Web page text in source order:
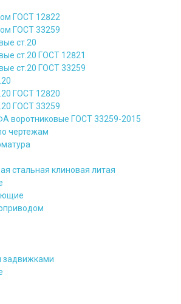
ГОСТ 12822
ГОСТ 33259
ст.20
ст.20 ГОСТ 12821
ст.20 ГОСТ 33259
ГОСТ 12820
ГОСТ 33259
воротниковые ГОСТ 33259-2015
чертежам
стальная клиновая литая
задвижками